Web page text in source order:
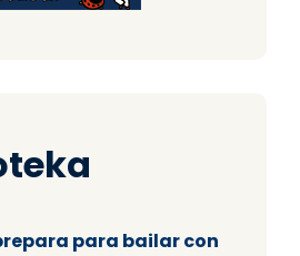
para bailar con